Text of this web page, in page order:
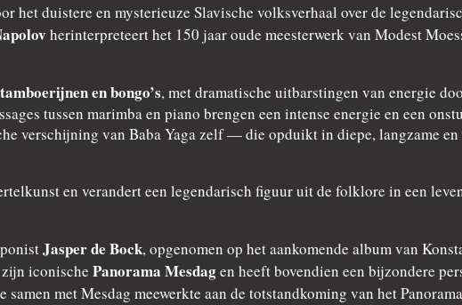
het duistere en mysterieuze Slavische volksverhaal over de
herinterpreteert het 150 jaar oude meesterwerk van Modest
en bongo’s, met dramatische uitbarstingen van energie
tussen marimba en piano brengen een intense energie en een
verschijning van Baba Yaga zelf — die opduikt in diepe, langzame
en verandert een legendarisch figuur uit de folklore in een
Jasper de Bock, opgenomen op het aankomende album van
iconische Panorama Mesdagen heeft bovendien een bijzondere
samen met Mesdag meewerkte aan de totstandkoming van het